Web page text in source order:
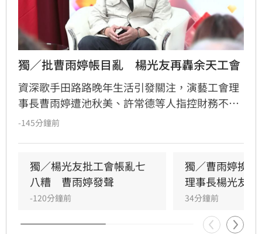
獨／批曹雨婷帳目亂　楊光友再轟余天工會
資深歌手田路路晚年生活引發關注，演藝工會理
事長曹雨婷遭池秋美、許常德等人指控財務不透
明及未照顧資深藝人，引發演藝圈軒然大波。針
會無關，更直言演藝圈工會林立現象混亂，強調
自己成立的台灣演藝人員協會運作順利，不願捲
入紛爭。這場關於藝人工會權益與財務管理的爭
議，隨著各界大咖發聲，讓演藝圈內部矛盾浮上
檯面，也凸顯了資深藝人照護制度的結構性問
-145分鐘前
獨／楊光友批工會帳亂七
八糟　曹雨婷發聲
-120分鐘前
獨／曹雨婷挨
理事長楊光友開
34分鐘前